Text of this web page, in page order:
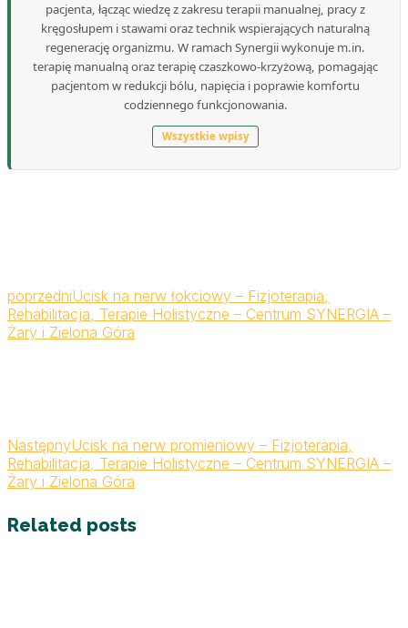
pacjenta, łącząc wiedzę z zakresu terapii manualnej, pracy z
kręgosłupem i stawami oraz technik wspierających naturalną
regenerację organizmu. W ramach Synergii wykonuje m.in.
terapię manualną oraz terapię czaszkowo-krzyżową, pomagając
pacjentom w redukcji bólu, napięcia i poprawie komfortu
codziennego funkcjonowania.
Wszystkie wpisy
poprzedniUcisk na nerw łokciowy – Fizjoterapia,
Rehabilitacja, Terapie Holistyczne – Centrum SYNERGIA –
Żary i Zielona Góra
NastępnyUcisk na nerw promieniowy – Fizjoterapia,
Rehabilitacja, Terapie Holistyczne – Centrum SYNERGIA –
Żary i Zielona Góra
Related posts